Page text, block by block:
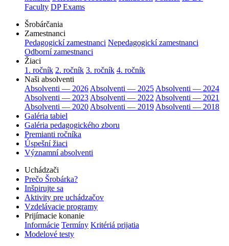
Faculty DP Exams
Šrobárčania
Zamestnanci
Pedagogickí zamestnanci Nepedagogickí zamestnanci
Odborní zamestnanci
Žiaci
1. ročník 2. ročník 3. ročník 4. ročník
Naši absolventi
Absolventi — 2026 Absolventi — 2025 Absolventi — 2024
Absolventi — 2023 Absolventi — 2022 Absolventi — 2021
Absolventi — 2020 Absolventi — 2019 Absolventi — 2018
Galéria tabiel
Galéria pedagogického zboru
Premianti ročníka
Úspešní žiaci
Významní absolventi
Uchádzači
Prečo Šrobárka?
Inšpirujte sa
Aktivity pre uchádzačov
Vzdelávacie programy
Prijímacie konanie
Informácie Termíny Kritériá prijatia
Modelové testy